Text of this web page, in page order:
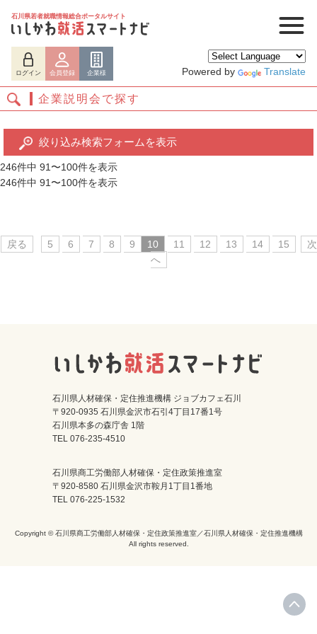
石川県若者就職情報総合ポータルサイト
ログイン 会員登録 企業様 Powered by Translate
ログイン 会員登録 企業様
企業説明会で探す
絞り込み検索フォームを表示
246件中 91〜100件を表示
246件中 91〜100件を表示
戻る 5 6 7 8 9 10 11 12 13 14 15
次
へ
石川県人材確保・定住推進機構 ジョブカフェ石川
〒920-0935 石川県金沢市石引4丁目17番1号
石川県本多の森庁舎 1階
TEL 076-235-4510
石川県商工労働部人材確保・定住政策推進室
〒920-8580 石川県金沢市鞍月1丁目1番地
TEL 076-225-1532
Copyright © 石川県商工労働部人材確保・定住政策推進室／石川県人材確保・定住推進機構
All rights reserved.